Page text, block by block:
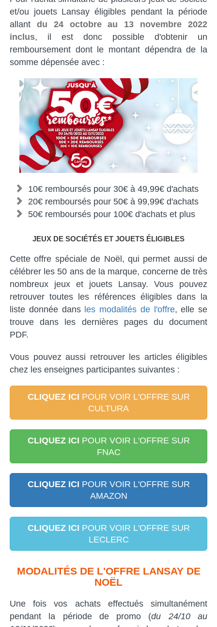
et/ou jouets Lansay éligibles pendant la période
allant du 24 octobre au 13 novembre 2022
inclus, il est donc possible d'obtenir un
remboursement dont le montant dépendra de la
somme dépensée avec :
10€ remboursés pour 30€ à 49,99€ d'achats
20€ remboursés pour 50€ à 99,99€ d'achats
50€ remboursés pour 100€ d'achats et plus
JEUX DE SOCIÉTÉS ET JOUETS ÉLIGIBLES
Cette offre spéciale de Noël, qui permet aussi de
célébrer les 50 ans de la marque, concerne de très
nombreux jeux et jouets Lansay. Vous pouvez
retrouver toutes les références éligibles dans la
liste donnée dans les modalités de l'offre, elle se
trouve dans les dernières pages du document
PDF.
Vous pouvez aussi retrouver les articles éligibles
chez les enseignes participantes suivantes :
CLIQUEZ ICI POUR VOIR L'OFFRE SUR
CULTURA
CLIQUEZ ICI POUR VOIR L'OFFRE SUR
FNAC
CLIQUEZ ICI POUR VOIR L'OFFRE SUR
AMAZON
CLIQUEZ ICI POUR VOIR L'OFFRE SUR
LECLERC
MODALITÉS DE L'OFFRE LANSAY DE
NOËL
Une fois vos achats effectués simultanément
pendant la période de promo (du 24/10 au